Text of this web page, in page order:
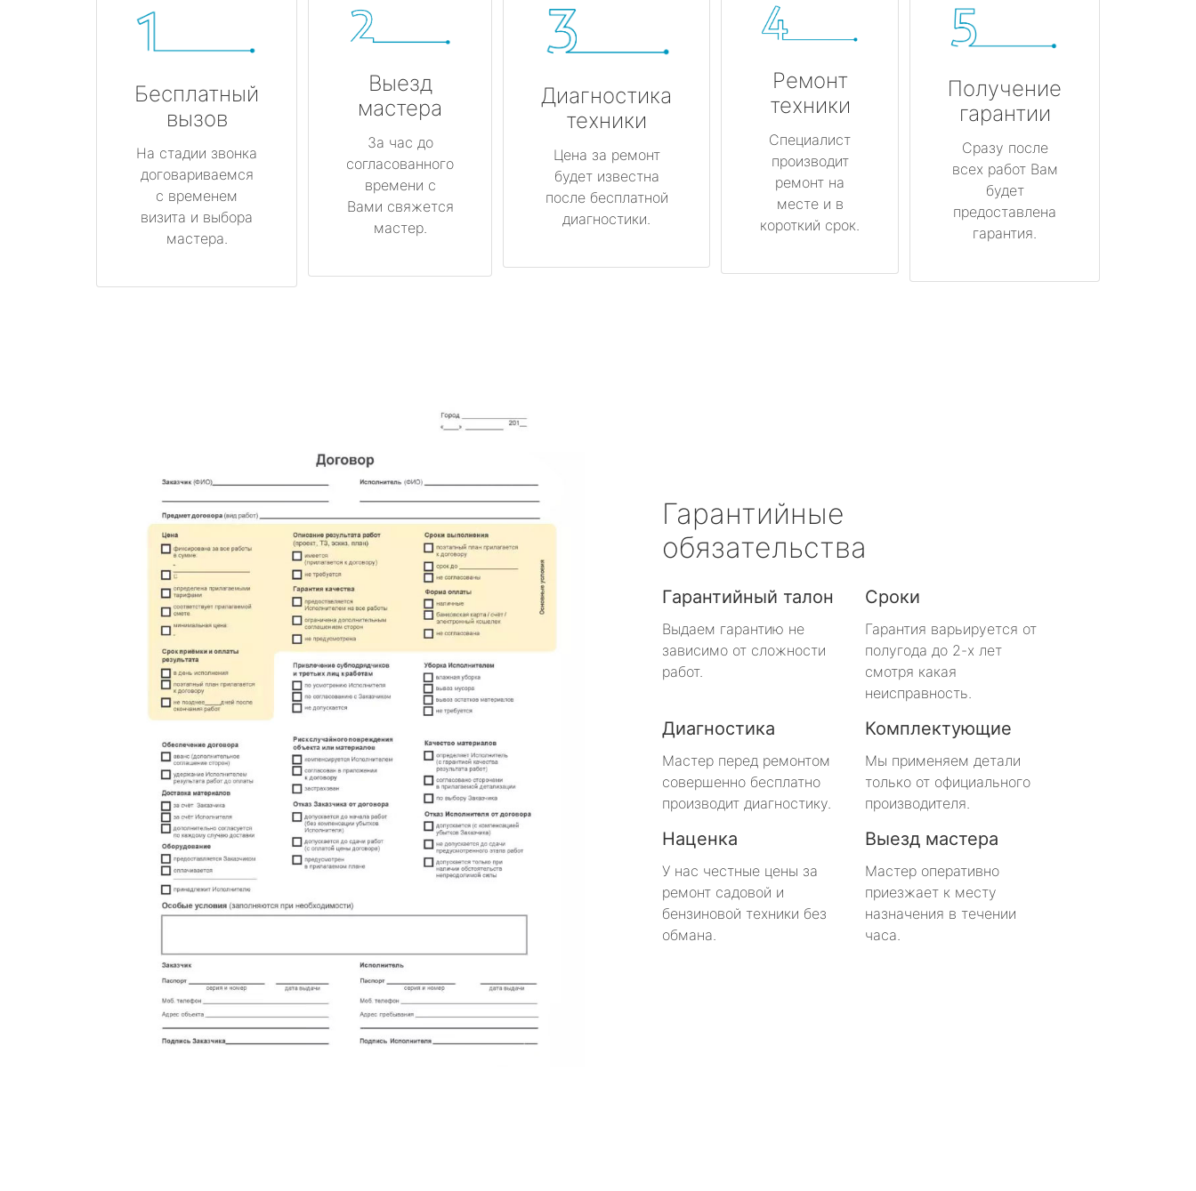
Бесплатный
вызов
На стадии звонка
договариваемся
с временем
визита и выбора
мастера.
Выезд
мастера
За час до
согласованного
времени с
Вами свяжется
мастер.
Диагностика
техники
Цена за ремонт
будет известна
после бесплатной
диагностики.
Ремонт
техники
Специалист
производит
ремонт на
месте и в
короткий срок.
Получение
гарантии
Сразу после
всех работ Вам
будет
предоставлена
гарантия.
Гарантийные
обязательства
Гарантийный талон
Выдаем гарантию не
зависимо от сложности
работ.
Сроки
Гарантия варьируется от
полугода до 2-х лет
смотря какая
неисправность.
Диагностика
Мастер перед ремонтом
совершенно бесплатно
производит диагностику.
Комплектующие
Мы применяем детали
только от официального
производителя.
Наценка
У нас честные цены за
ремонт садовой и
бензиновой техники без
обмана.
Выезд мастера
Мастер оперативно
приезжает к месту
назначения в течении
часа.